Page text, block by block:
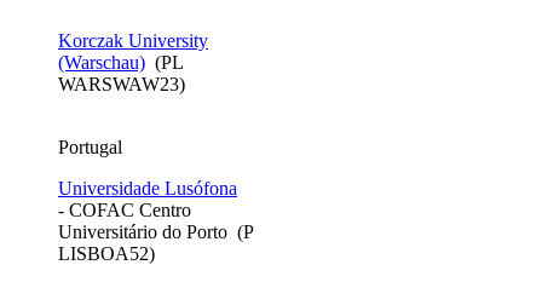
Korczak University
(Warschau) (PL
WARSWAW23)
Portugal
Universidade Lusófona
- COFAC Centro
Universitário do Porto (P
LISBOA52)